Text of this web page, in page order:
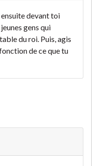
devant toi
gens qui
du roi. Puis, agis
de ce que tu